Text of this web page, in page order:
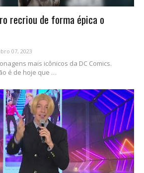
recriou de forma épica o
07, 2023
mais icônicos da DC Comics.
é de hoje que …